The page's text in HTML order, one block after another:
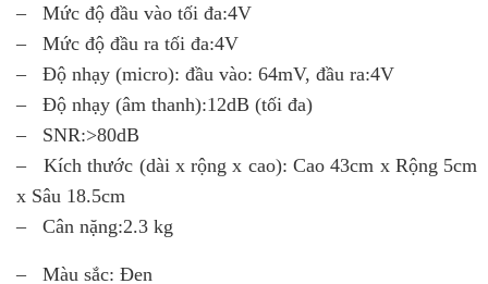
– Mức độ đầu vào tối đa:4V
– Mức độ đầu ra tối đa:4V
– Độ nhạy (micro): đầu vào: 64mV, đầu ra:4V
– Độ nhạy (âm thanh):12dB (tối đa)
– SNR:>80dB
– Kích thước (dài x rộng x cao): Cao 43cm x Rộng 5cm
x Sâu 18.5cm
– Cân nặng:2.3 kg
– Màu sắc: Đen